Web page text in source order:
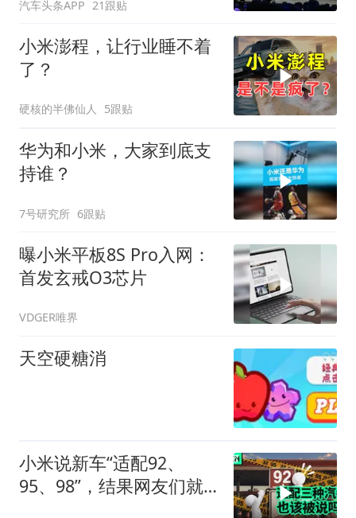
汽车头条APP 21跟贴
小米澎程，让行业睡不着
了？
硬核的半佛仙人 5跟贴
华为和小米，大家到底支
持谁？
7号研究所 6跟贴
曝小米平板8S Pro入网：
首发玄戒O3芯片
VDGER唯界
天空硬糖消
小米说新车“适配92、
95、98”，结果网友们就